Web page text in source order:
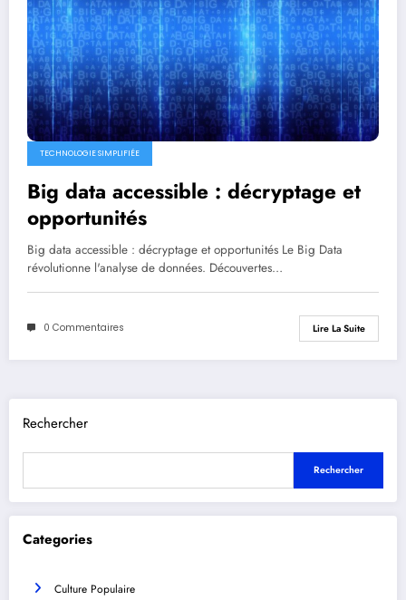
TECHNOLOGIE SIMPLIFIÉE
Big data accessible : décryptage et
opportunités
Big data accessible : décryptage et opportunités Le Big Data
révolutionne l'analyse de données. Découvertes…
0 Commentaires Lire La Suite
Rechercher
Rechercher
Categories
Culture Populaire